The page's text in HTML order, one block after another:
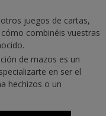
juegos de cartas,
combinéis vuestras
de mazos es un
en ser el
hechizos o un